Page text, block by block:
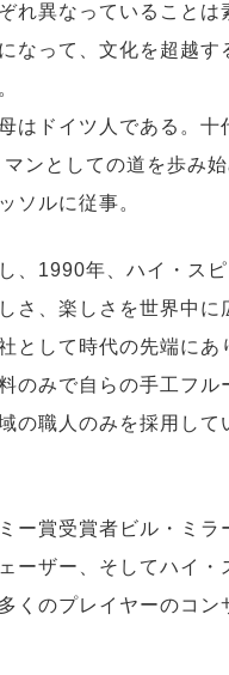
れ異なっていること
なって、文化を超越す
はドイツ人である。
ンとしての道を歩み
ソルに従事。
、1990年、ハイ・ス
さ、楽しさを世界中に
として時代の先端に
のみで自らの手工フル
の職人のみを採用して
賞受賞者ビル・ミラ
ーザー、そしてハイ・
くのプレイヤーのコン